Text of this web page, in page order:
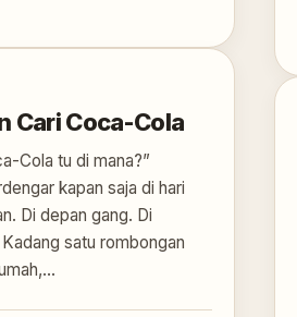
Cari Coca-Cola
Cola tu di mana?”
kapan saja di hari
Di depan gang. Di
satu rombongan